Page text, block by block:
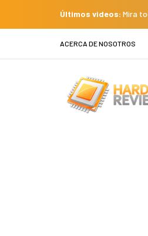
Últimos videos: Mira
ACERCA DE NOSOTROS